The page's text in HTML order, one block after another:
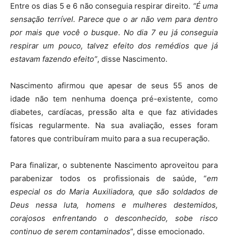
Entre os dias 5 e 6 não conseguia respirar direito. “É uma
sensação terrível. Parece que o ar não vem para dentro
por mais que você o busque. No dia 7 eu já conseguia
respirar um pouco, talvez efeito dos remédios que já
estavam fazendo efeito”, disse Nascimento.
Nascimento afirmou que apesar de seus 55 anos de
idade não tem nenhuma doença pré-existente, como
diabetes, cardíacas, pressão alta e que faz atividades
físicas regularmente. Na sua avaliação, esses foram
fatores que contribuíram muito para a sua recuperação.
Para finalizar, o subtenente Nascimento aproveitou para
parabenizar todos os profissionais de saúde, “em
especial os do Maria Auxiliadora, que são soldados de
Deus nessa luta, homens e mulheres destemidos,
corajosos enfrentando o desconhecido, sobe risco
continuo de serem contaminados”, disse emocionado.